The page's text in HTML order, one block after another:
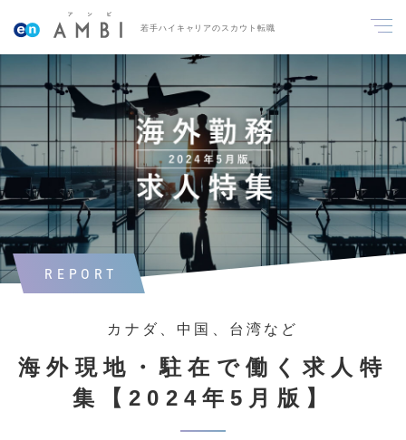
若手ハイキャリアのスカウト転職
REPORT
カナダ、中国、台湾など
海外現地・駐在で働く求人特
集【2024年5月版】